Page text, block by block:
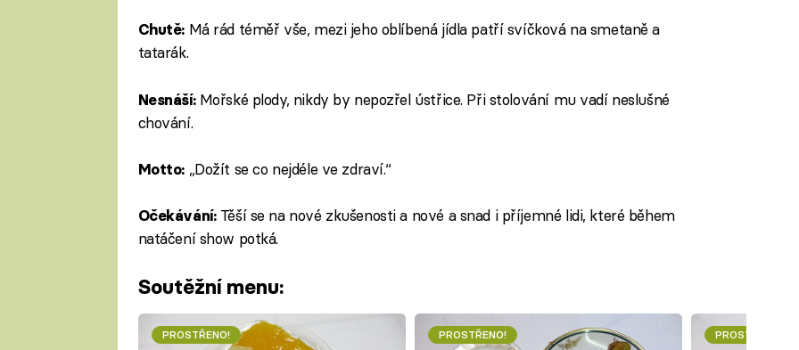
Chutě: Má rád téměř vše, mezi jeho oblíbená jídla patří svíčková na smetaně a
tatarák.
Nesnáší: Mořské plody, nikdy by nepozřel ústřice. Při stolování mu vadí neslušné
chování.
Motto: „Dožít se co nejdéle ve zdraví.“
Očekávání: Těší se na nové zkušenosti a nové a snad i příjemné lidi, které během
natáčení show potká.
Soutěžní menu:
PROSTŘENO! PROSTŘENO! PROSTŘENO!